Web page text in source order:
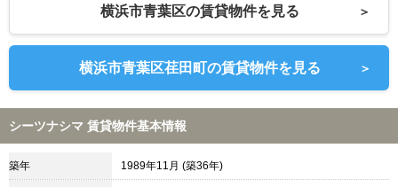
TOP
横浜市青葉区の賃貸物件を見る ＞
横浜市青葉区荏田町の賃貸物件を見る ＞
シーツナシマ 賃貸物件基本情報
築年 1989年11月 (築36年)